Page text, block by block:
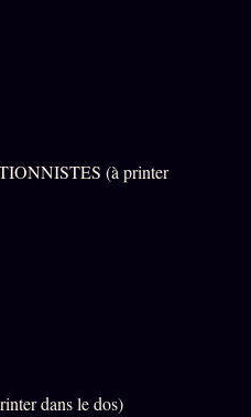
(à printer
dans le dos)